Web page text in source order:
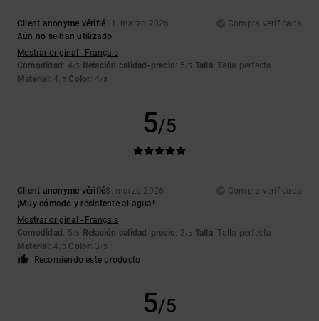
Client anonyme vérifié11. marzo 2026
Compra verificada
Aún no se han utilizado
Mostrar original - Français
Comodidad : 4/5 Relación calidad-precio: 5/5 Talla: Talla perfecta
Material : 4 /5 Color: 4/5
5/5
Client anonyme vérifié8. marzo 2026
Compra verificada
¡Muy cómodo y resistente al agua!
Mostrar original - Français
Comodidad : 5/5 Relación calidad-precio: 3/5 Talla: Talla perfecta
Material : 4 /5 Color: 3/5
Recomiendo este producto
5/5